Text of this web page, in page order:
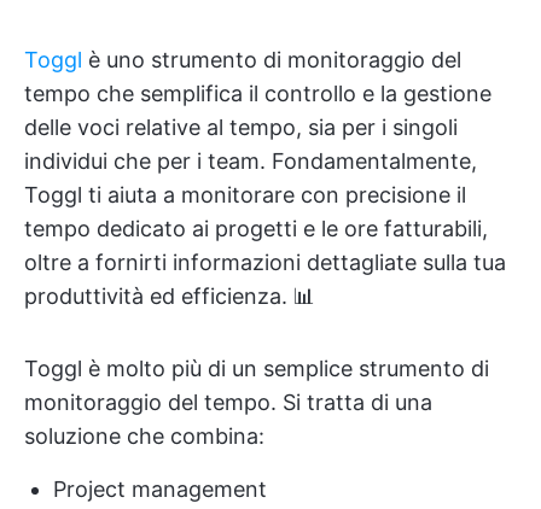
Toggl è uno strumento di monitoraggio del
tempo che semplifica il controllo e la gestione
delle voci relative al tempo, sia per i singoli
individui che per i team. Fondamentalmente,
Toggl ti aiuta a monitorare con precisione il
tempo dedicato ai progetti e le ore fatturabili,
oltre a fornirti informazioni dettagliate sulla tua
produttività ed efficienza. 📊
Toggl è molto più di un semplice strumento di
monitoraggio del tempo. Si tratta di una
soluzione che combina:
Project management